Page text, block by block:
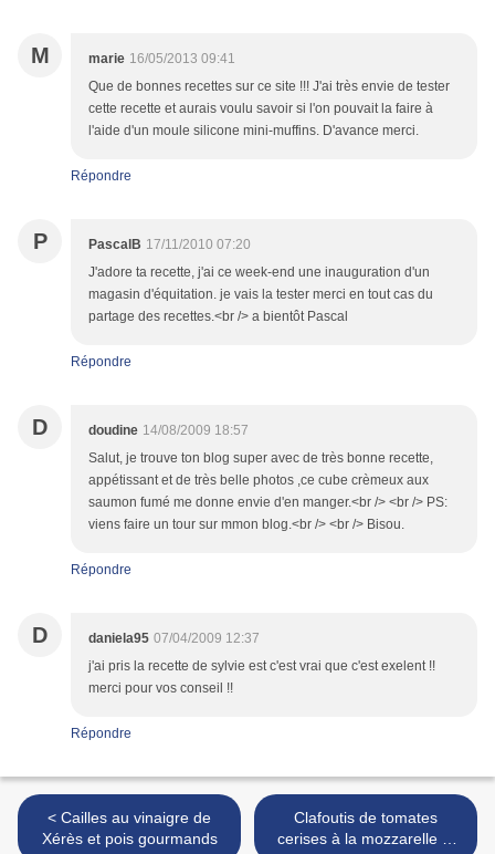
M marie 16/05/2013 09:41
Que de bonnes recettes sur ce site !!! J'ai très envie de tester
cette recette et aurais voulu savoir si l'on pouvait la faire à
l'aide d'un moule silicone mini-muffins. D'avance merci.
Répondre
P PascalB 17/11/2010 07:20
J'adore ta recette, j'ai ce week-end une inauguration d'un
magasin d'équitation. je vais la tester merci en tout cas du
partage des recettes.<br /> a bientôt Pascal
Répondre
D doudine 14/08/2009 18:57
Salut, je trouve ton blog super avec de très bonne recette,
appétissant et de très belle photos ,ce cube crèmeux aux
saumon fumé me donne envie d'en manger.<br /> <br /> PS:
viens faire un tour sur mmon blog.<br /> <br /> Bisou.
Répondre
D daniela95 07/04/2009 12:37
j'ai pris la recette de sylvie est c'est vrai que c'est exelent !!
merci pour vos conseil !!
Répondre
< Cailles au vinaigre de
Xérès et pois gourmands
Clafoutis de tomates
cerises à la mozzarelle et